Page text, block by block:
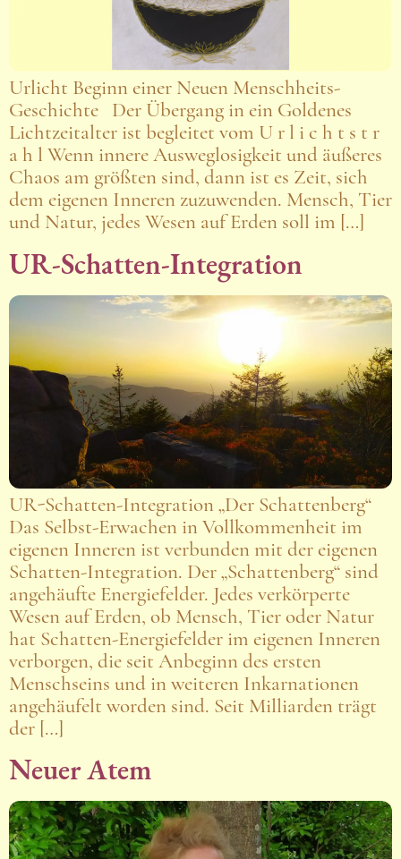
Urlicht Beginn einer Neuen Menschheits-
Geschichte Der Übergang in ein Goldenes
Lichtzeitalter ist begleitet vom U r l i c h t s t r
a h l Wenn innere Ausweglosigkeit und äußeres
Chaos am größten sind, dann ist es Zeit, sich
dem eigenen Inneren zuzuwenden. Mensch, Tier
und Natur, jedes Wesen auf Erden soll im […]
UR-Schatten-Integration
UR-Schatten-Integration „Der Schattenberg“
Das Selbst-Erwachen in Vollkommenheit im
eigenen Inneren ist verbunden mit der eigenen
Schatten-Integration. Der „Schattenberg“ sind
angehäufte Energiefelder. Jedes verkörperte
Wesen auf Erden, ob Mensch, Tier oder Natur
hat Schatten-Energiefelder im eigenen Inneren
verborgen, die seit Anbeginn des ersten
Menschseins und in weiteren Inkarnationen
angehäufelt worden sind. Seit Milliarden trägt
der […]
Neuer Atem